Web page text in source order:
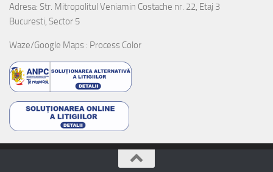
Adresa: Str. Mitropolitul Veniamin Costache nr. 22, Etaj 3
Bucuresti, Sector 5
Waze/Google Maps : Process Color